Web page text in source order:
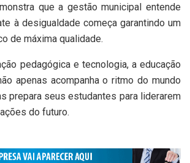
que a gestão municipal entende
à desigualdade começa garantindo um
de máxima qualidade.
pedagógica e tecnologia, a educação
apenas acompanha o ritmo do mundo
prepara seus estudantes para liderarem
do futuro.